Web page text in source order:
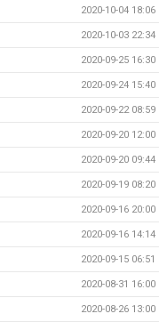
2020-10-04 18:06
2020-10-03 22:34
2020-09-25 16:30
2020-09-24 15:40
2020-09-22 08:59
2020-09-20 12:00
2020-09-20 09:44
2020-09-19 08:20
2020-09-16 20:00
2020-09-16 14:14
2020-09-15 06:51
2020-08-31 16:00
2020-08-26 13:00